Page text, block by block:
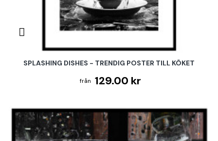
SPLASHING DISHES - TRENDIG POSTER TILL KÖKET
129.00 kr